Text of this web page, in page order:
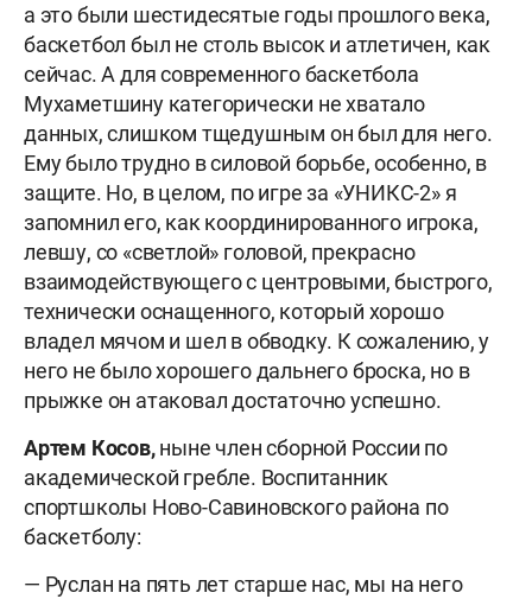
а это были шестидесятые годы прошлого века,
баскетбол был не столь высок и атлетичен, как
сейчас. А для современного баскетбола
Мухаметшину категорически не хватало
данных, слишком тщедушным он был для него.
Ему было трудно в силовой борьбе, особенно, в
защите. Но, в целом, по игре за «УНИКС-2» я
запомнил его, как координированного игрока,
левшу, со «светлой» головой, прекрасно
взаимодействующего с центровыми, быстрого,
технически оснащенного, который хорошо
владел мячом и шел в обводку. К сожалению, у
него не было хорошего дальнего броска, но в
прыжке он атаковал достаточно успешно.
Артем Косов,ныне член сборной России по
академической гребле. Воспитанник
спортшколы Ново-Савиновского района по
баскетболу:
— Руслан на пять лет старше нас, мы на него